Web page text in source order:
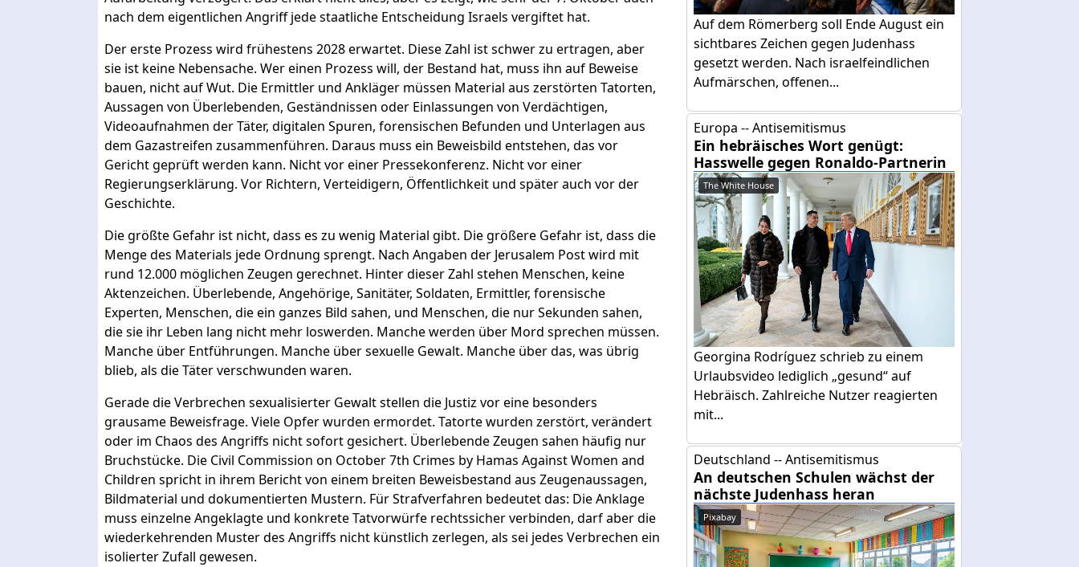
nach dem eigentlichen Angriff jede staatliche Entscheidung Israels vergiftet hat.
Der erste Prozess wird frühestens 2028 erwartet. Diese Zahl ist schwer zu ertragen, aber
sie ist keine Nebensache. Wer einen Prozess will, der Bestand hat, muss ihn auf Beweise
bauen, nicht auf Wut. Die Ermittler und Ankläger müssen Material aus zerstörten Tatorten,
Aussagen von Überlebenden, Geständnissen oder Einlassungen von Verdächtigen,
Videoaufnahmen der Täter, digitalen Spuren, forensischen Befunden und Unterlagen aus
dem Gazastreifen zusammenführen. Daraus muss ein Beweisbild entstehen, das vor
Gericht geprüft werden kann. Nicht vor einer Pressekonferenz. Nicht vor einer
Regierungserklärung. Vor Richtern, Verteidigern, Öffentlichkeit und später auch vor der
Geschichte.
Die größte Gefahr ist nicht, dass es zu wenig Material gibt. Die größere Gefahr ist, dass die
Menge des Materials jede Ordnung sprengt. Nach Angaben der Jerusalem Post wird mit
rund 12.000 möglichen Zeugen gerechnet. Hinter dieser Zahl stehen Menschen, keine
Aktenzeichen. Überlebende, Angehörige, Sanitäter, Soldaten, Ermittler, forensische
Experten, Menschen, die ein ganzes Bild sahen, und Menschen, die nur Sekunden sahen,
die sie ihr Leben lang nicht mehr loswerden. Manche werden über Mord sprechen müssen.
Manche über Entführungen. Manche über sexuelle Gewalt. Manche über das, was übrig
blieb, als die Täter verschwunden waren.
Gerade die Verbrechen sexualisierter Gewalt stellen die Justiz vor eine besonders
grausame Beweisfrage. Viele Opfer wurden ermordet. Tatorte wurden zerstört, verändert
oder im Chaos des Angriffs nicht sofort gesichert. Überlebende Zeugen sahen häufig nur
Bruchstücke. Die Civil Commission on October 7th Crimes by Hamas Against Women and
Children spricht in ihrem Bericht von einem breiten Beweisbestand aus Zeugenaussagen,
Bildmaterial und dokumentierten Mustern. Für Strafverfahren bedeutet das: Die Anklage
muss einzelne Angeklagte und konkrete Tatvorwürfe rechtssicher verbinden, darf aber die
wiederkehrenden Muster des Angriffs nicht künstlich zerlegen, als sei jedes Verbrechen ein
isolierter Zufall gewesen.
Auf dem Römerberg soll Ende August ein
sichtbares Zeichen gegen Judenhass
gesetzt werden. Nach israelfeindlichen
Aufmärschen, offenen...
Europa -- Antisemitismus
Ein hebräisches Wort genügt:
Hasswelle gegen Ronaldo-Partnerin
The White House
Georgina Rodríguez schrieb zu einem
Urlaubsvideo lediglich „gesund“ auf
Hebräisch. Zahlreiche Nutzer reagierten
mit...
Deutschland -- Antisemitismus
An deutschen Schulen wächst der
nächste Judenhass heran
Pixabay